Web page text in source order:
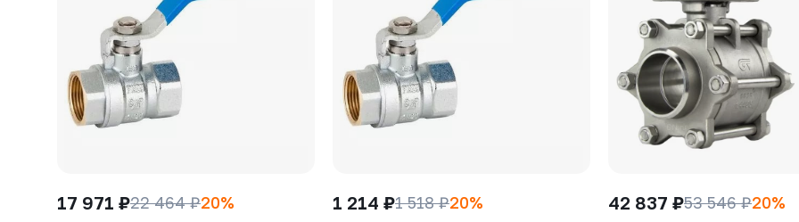
17 971 ₽22 464 ₽20% 1 214 ₽1 518 ₽20% 42 837 ₽53 546 ₽20%